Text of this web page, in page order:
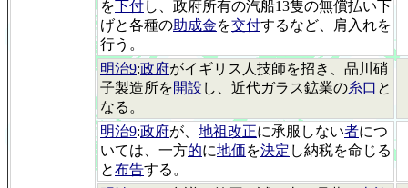
を下付し、政府所有の汽船13隻の無償払い下
げと各種の助成金を交付するなど、肩入れを
行う。
明治9:政府がイギリス人技師を招き、品川硝
子製造所を開設 し、近代ガラス鉱業の糸口 と
なる。
明治9:政府が、 地祖改正に承服しない者につ
いては、一方的に地価を決定 し納税を命じる
と布告する。